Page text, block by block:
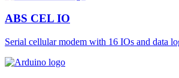
ABS CEL IO
Serial cellular modem with 16 IOs and data